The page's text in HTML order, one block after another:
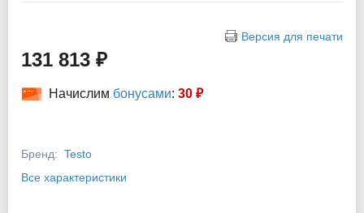
Версия для печати
131 813 ₽
Начислим бонусами: 30 ₽
Бренд: Testo
Все характеристики